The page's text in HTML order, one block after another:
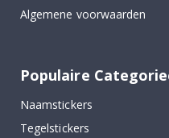
Algemene voorwaarden
Populaire
Naamstickers
Tegelstickers